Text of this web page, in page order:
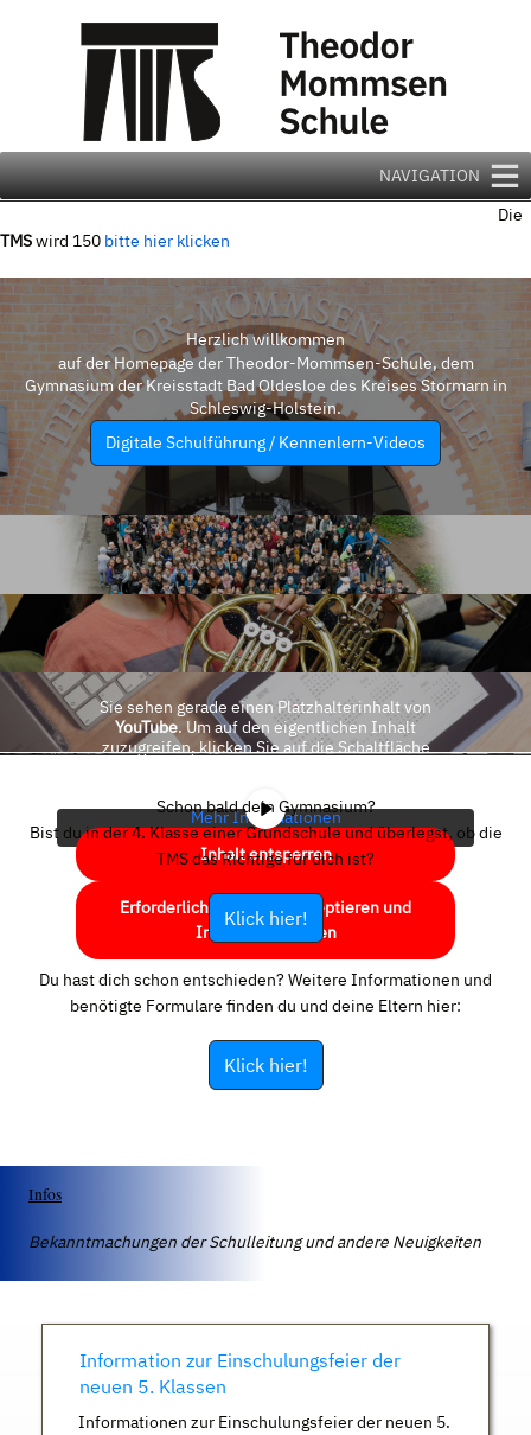
NAVIGATION
Die
TMSwird 150 bitte hier klicken
Herzlich willkommen
auf der Homepage der Theodor-Mommsen-Schule, dem
Gymnasium der Kreisstadt Bad Oldesloe des Kreises Stormarn in
Schleswig-Holstein.
Digitale Schulführung / Kennenlern-Videos
Sie sehen gerade einen Platzhalterinhalt von
YouTube. Um auf den eigentlichen Inhalt
zuzugreifen, klicken Sie auf die Schaltfläche
Mehr Informationen
Inhalt entsperren
Erforderlichen Service akzeptieren und
Inhalte entsperren
Schon bald dein Gymnasium?
Bist du in der 4. Klasse einer Grundschule und überlegst, ob die
TMS das Richtige für dich ist?
Klick hier!
Du hast dich schon entschieden? Weitere Informationen und
benötigte Formulare finden du und deine Eltern hier:
Klick hier!
Infos
Bekanntmachungen der Schulleitung und andere Neuigkeiten
Information zur Einschulungsfeier der
neuen 5. Klassen
Informationen zur Einschulungsfeier der neuen 5.